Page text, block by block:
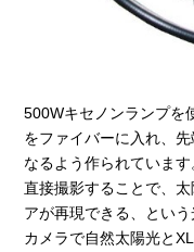
500Wキセノンランプを
をファイバーに入れ、
なるよう作られていま
直接撮影することで、
アが再現できる、とい
カメラで自然太陽光と